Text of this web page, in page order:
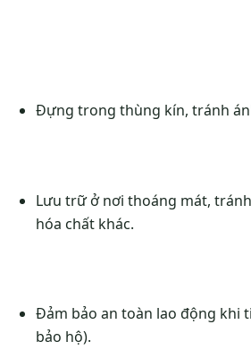
Đựng trong thùng kín, tránh
Lưu trữ ở nơi thoáng mát,
hóa chất khác.
Đảm bảo an toàn lao động khi
bảo hộ).